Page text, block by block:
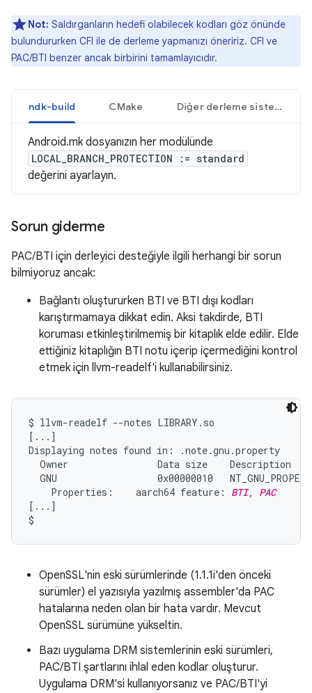
Not: Saldırganların hedefi olabilecek kodları göz önünde
bulundururken CFI ile de derleme yapmanızı öneririz. CFI ve
PAC/BTI benzer ancak birbirini tamamlayıcıdır.
ndk-build CMake Diğer derleme sistemleri
Android.mk dosyanızın her modülünde
LOCAL_BRANCH_PROTECTION := standard
değerini ayarlayın.
Sorun giderme
PAC/BTI için derleyici desteğiyle ilgili herhangi bir sorun
bilmiyoruz ancak:
Bağlantı oluştururken BTI ve BTI dışı kodları
karıştırmamaya dikkat edin. Aksi takdirde, BTI
koruması etkinleştirilmemiş bir kitaplık elde edilir. Elde
ettiğiniz kitaplığın BTI notu içerip içermediğini kontrol
etmek için llvm-readelf'i kullanabilirsiniz.
$ llvm-readelf --notes LIBRARY.so
[...]
Displaying notes found in: .note.gnu.property
  Owner                Data size    Description
GNU                  0x00000010
    Properties:    aarch64 feature:
BTI, PAC
[...]
OpenSSL'nin eski sürümlerinde (1.1.1i'den önceki
sürümler) el yazısıyla yazılmış assembler'da PAC
hatalarına neden olan bir hata vardır. Mevcut
OpenSSL sürümüne yükseltin.
Bazı uygulama DRM sistemlerinin eski sürümleri,
PAC/BTI şartlarını ihlal eden kodlar oluşturur.
Uygulama DRM'si kullanıyorsanız ve PAC/BTI'yi